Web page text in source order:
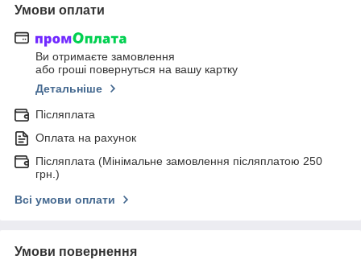
Умови оплати
Ви отримаєте замовлення
або гроші повернуться на вашу картку
Детальніше
Післяплата
Оплата на рахунок
Післяплата (Мінімальне замовлення післяплатою 250
грн.)
Всі умови оплати
Умови повернення